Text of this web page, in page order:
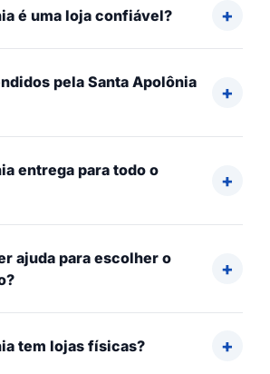
é uma loja confiável?
pela Santa Apolônia
entrega para todo o
ajuda para escolher o
tem lojas físicas?